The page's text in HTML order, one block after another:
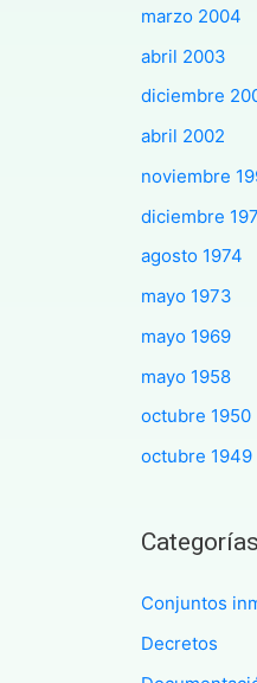
marzo 2004
abril 2003
diciembre
abril 2002
noviembre
diciembre
agosto 1974
mayo 1973
mayo 1969
mayo 1958
octubre 1950
octubre 1949
Categorías
Conjuntos
Decretos